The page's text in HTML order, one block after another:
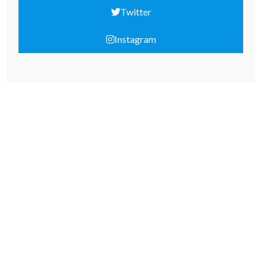
Twitter
Instagram